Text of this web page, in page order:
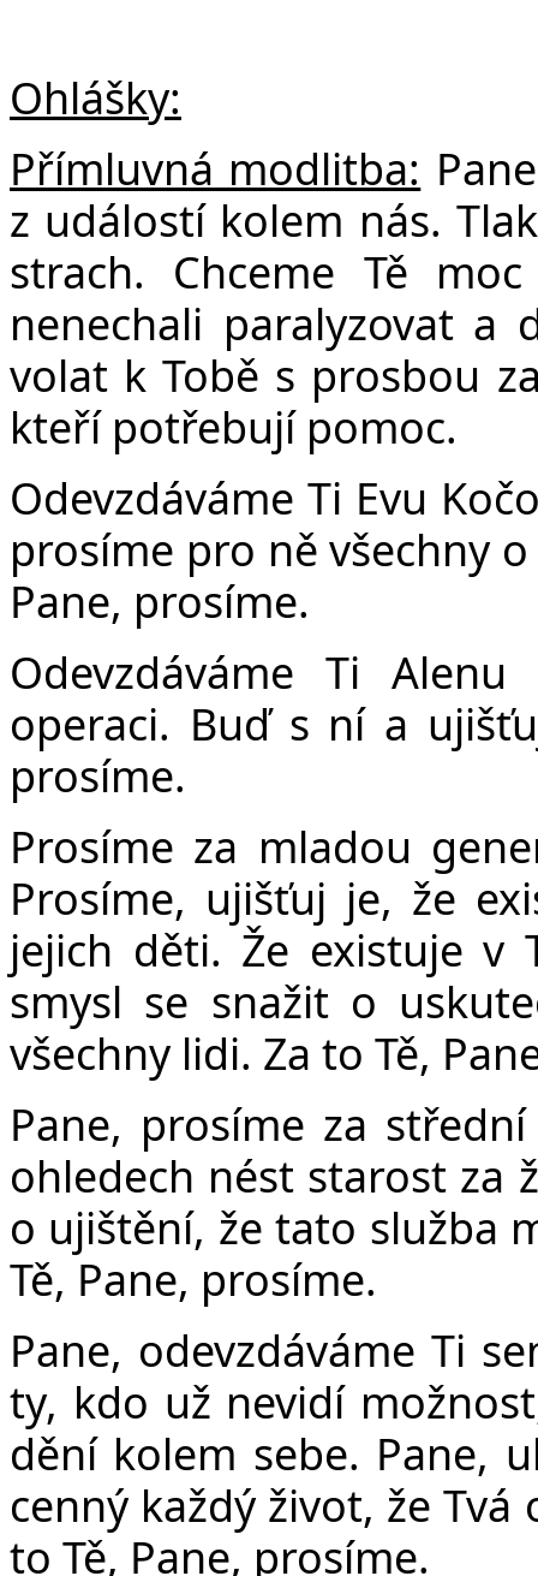
Ohlášky:
Přímluvná modlitba:
z událostí kolem nás.
strach. Chceme Tě
nenechali paralyzovat a
volat k Tobě s prosbou
kteří potřebují pomoc.
Odevzdáváme Ti Evu
prosíme pro ně všechny
Pane, prosíme.
Odevzdáváme Ti
operaci. Buď s ní a
prosíme.
Prosíme za mladou
Prosíme, ujišťuj je, že
jejich děti. Že existuje v
smysl se snažit o
všechny lidi. Za to Tě,
Pane, prosíme za
ohledech nést starost za
o ujištění, že tato služba
Tě, Pane, prosíme.
Pane, odevzdáváme Ti
ty, kdo už nevidí
dění kolem sebe. Pane,
cenný každý život, že
to Tě, Pane, prosíme.